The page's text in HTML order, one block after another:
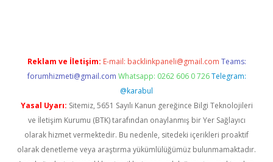
Reklam ve İletişim: E-mail: backlinkpaneli@gmail.com Teams:
forumhizmeti@gmail.com Whatsapp: 0262 606 0 726 Telegram:
@karabul
Yasal Uyarı: Sitemiz, 5651 Sayılı Kanun gereğince Bilgi Teknolojileri
ve İletişim Kurumu (BTK) tarafından onaylanmış bir Yer Sağlayıcı
olarak hizmet vermektedir. Bu nedenle, sitedeki içerikleri proaktif
olarak denetleme veya araştırma yükümlülüğümüz bulunmamaktadır.